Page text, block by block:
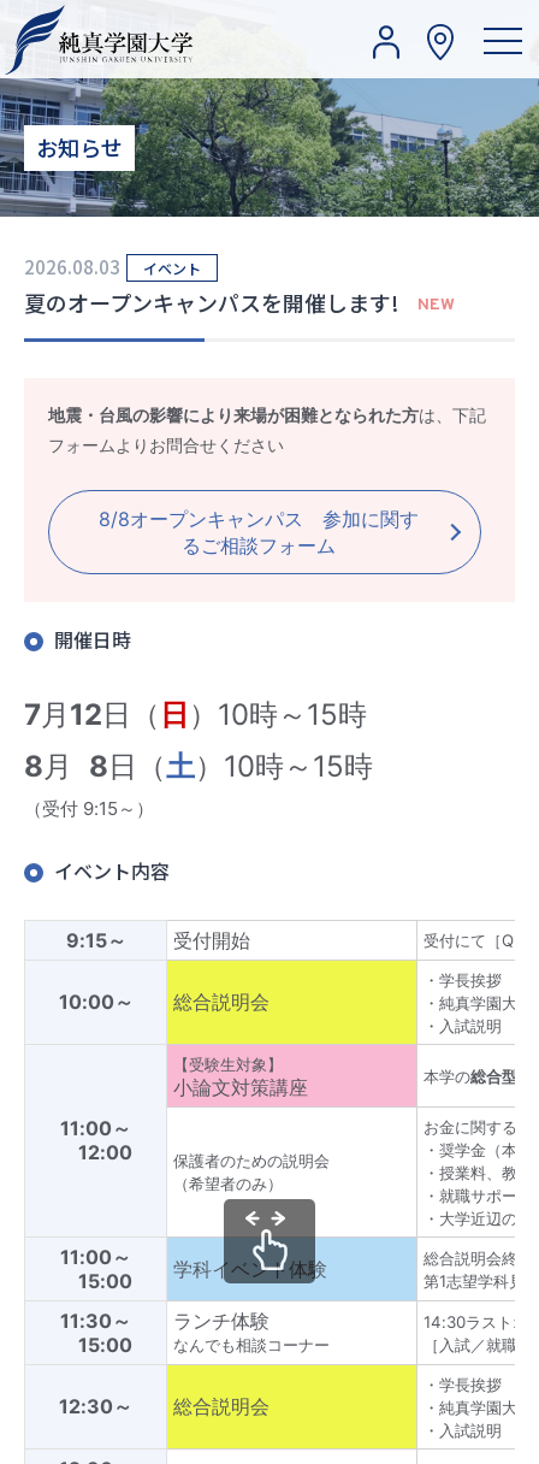
お知らせ
2026.08.03 イベント
夏のオープンキャンパスを開催します! NEW
地震・台風の影響により来場が困難となられた方は、下記
フォームよりお問合せください
8/8オープンキャンパス 参加に関す
るご相談フォーム
開催日時
7月 12日（ 日 ）10時～15時
8月 8日（土）10時～15時
（受付 9:15～）
イベント内容
9:15～ 受付開始 受付にて［QR
10:00～ 総合説明会
・学長挨拶
・純真学園大学
・入試説明
11:00～
12:00
【受験生対象】
小論文対策講座 本学の総合型選
保護者のための説明会
（希望者のみ）
お金に関するこ
・奨学金（本
・授業料、教
・就職サポー
・大学近辺の住
11:00～
15:00
学科イベント体験
総合説明会終了
第1志望学科見
11:30～
15:00
ランチ体験
なんでも相談コーナー
14:30ラストオ
［入試／就職
12:30～ 総合説明会
・学長挨拶
・純真学園大学
・入試説明